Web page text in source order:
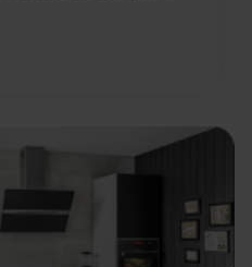
Ladda ner
Ladda ner utvalda